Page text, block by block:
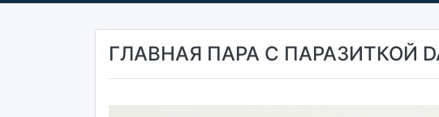
ГЛАВНАЯ ПАРА С ПАРАЗИТКОЙ